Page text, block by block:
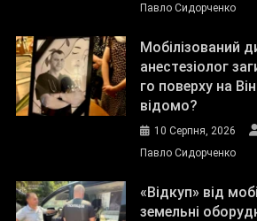
Павло Сидорченко
Мобілізований
анестезіолог
го поверху на
відомо?
10 Серпня, 2026
Павло Сидорченко
«Відкуп» від
земельні